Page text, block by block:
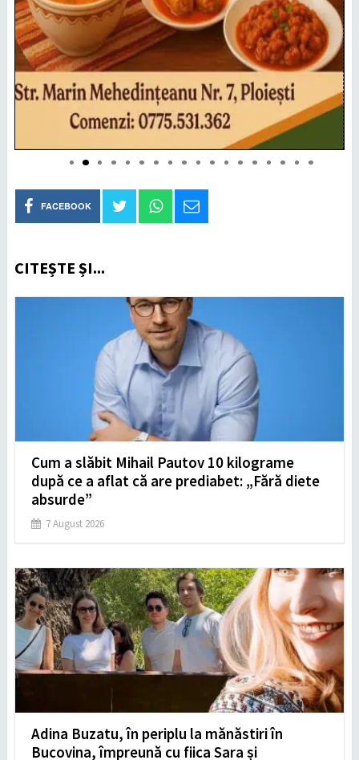
FACEBOOK
CITEȘTE ȘI...
Cum a slăbit Mihail Pautov 10 kilograme
după ce a aflat că are prediabet: „Fără diete
absurde”
7 August 2026
Adina Buzatu, în periplu la mănăstiri în
Bucovina, împreună cu fiica Sara și